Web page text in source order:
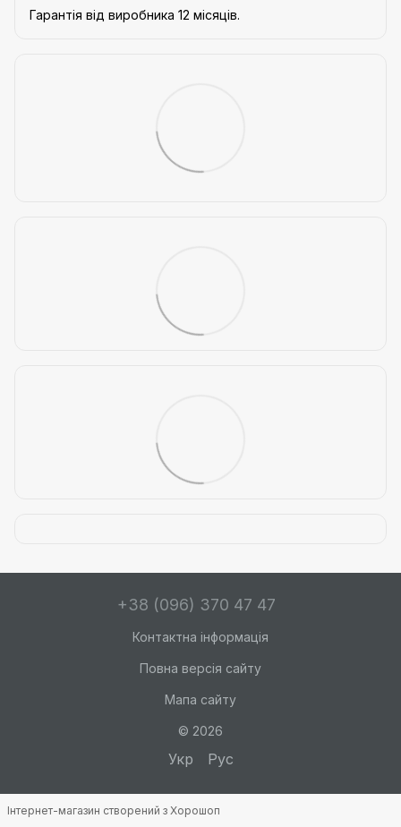
Гарантія від виробника 12 місяців.
+38 (096) 370 47 47
Контактна інформація
Повна версія сайту
Мапа сайту
© 2026
Укр Рус
Інтернет-магазин створений з Хорошоп